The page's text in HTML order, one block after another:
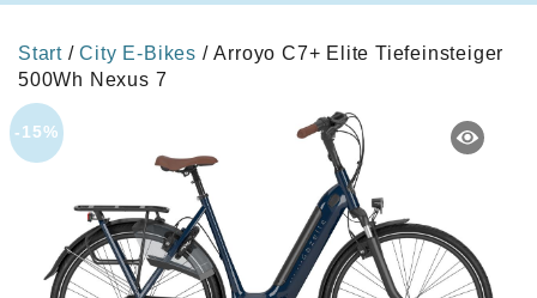
Start /City E-Bikes / Arroyo C7+ Elite Tiefeinsteiger
500Wh Nexus 7
-15%